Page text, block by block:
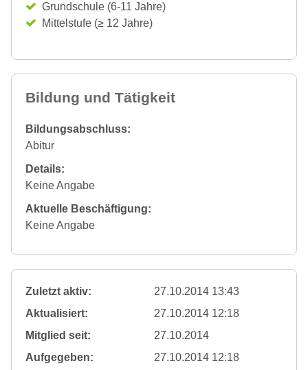
Grundschule (6-11 Jahre)
Mittelstufe (≥ 12 Jahre)
Bildung und Tätigkeit
Bildungsabschluss:
Abitur
Details:
Keine Angabe
Aktuelle Beschäftigung:
Keine Angabe
Zuletzt aktiv:
27.10.2014 13:43
Aktualisiert:
27.10.2014 12:18
Mitglied seit:
27.10.2014
Aufgegeben:
27.10.2014 12:18